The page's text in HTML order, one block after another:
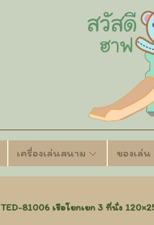
เครื่องเล่นสนาม ของเล่น
TED-81006 เรือโยกเยก 3 ที่นั่ง